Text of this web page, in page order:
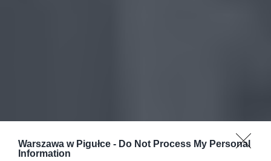
Warszawa w Pigułce - Do Not Process My Personal
Information